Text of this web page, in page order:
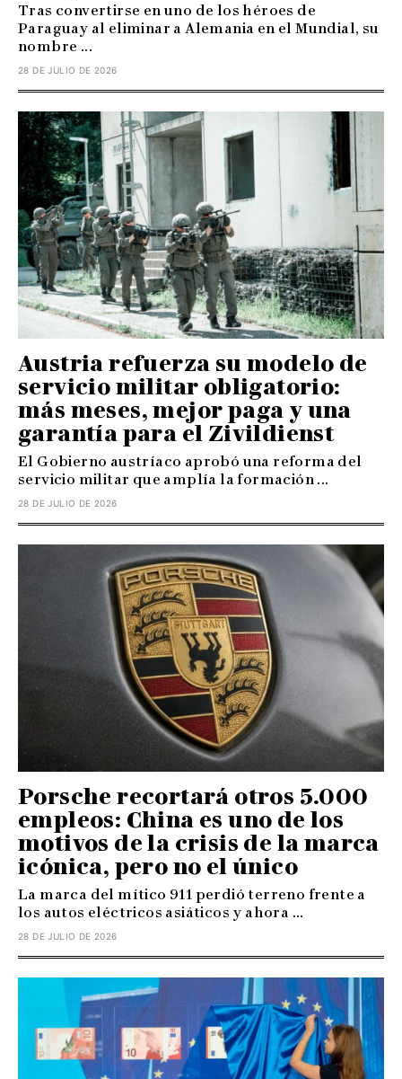
Tras convertirse en uno de los héroes de
Paraguay al eliminar a Alemania en el Mundial, su
nombre ...
28 DE JULIO DE 2026
Austria refuerza su modelo de
servicio militar obligatorio:
más meses, mejor paga y una
garantía para el Zivildienst
El Gobierno austríaco aprobó una reforma del
servicio militar que amplía la formación ...
28 DE JULIO DE 2026
Porsche recortará otros 5.000
empleos: China es uno de los
motivos de la crisis de la marca
icónica, pero no el único
La marca del mítico 911 perdió terreno frente a
los autos eléctricos asiáticos y ahora ...
28 DE JULIO DE 2026